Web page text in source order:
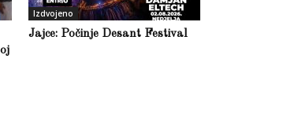
Izdvojeno
Jajce: Počinje Desant Festival